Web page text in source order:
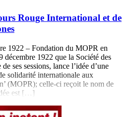
Rouge International et de
1922 – Fondation du MOPR en
décembre 1922 que la Société des
ses sessions, lance l’idée d’une
solidarité internationale aux
(MOPR); celle-ci reçoit le nom de
est […]